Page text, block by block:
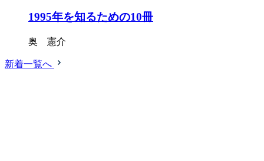
1995年を知るための10冊
奥 憲介
新着一覧へ